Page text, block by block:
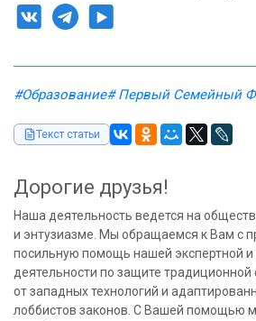
#Образование# Первый Семейный
Текст статьи
Дорогие друзья!
Наша деятельность ведется на
и энтузиазме. Мы обращаемся к Вам с
посильную помощь нашей экспертной
деятельности по защите традиционной
от западных технологий и
лоббистов законов. С Вашей помощью